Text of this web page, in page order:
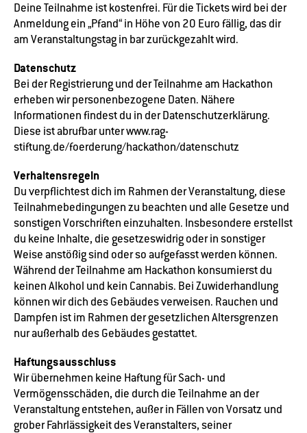
Deine Teilnahme ist kostenfrei. Für die Tickets wird bei der
Anmeldung ein „Pfand“ in Höhe von 20 Euro fällig, das dir
am Veranstaltungstag in bar zurückgezahlt wird.
Datenschutz
Bei der Registrierung und der Teilnahme am Hackathon
erheben wir personenbezogene Daten. Nähere
Informationen findest du in der Datenschutzerklärung.
Diese ist abrufbar unter www.rag-
stiftung.de/foerderung/hackathon/datenschutz
Verhaltensregeln
Du verpflichtest dich im Rahmen der Veranstaltung, diese
Teilnahmebedingungen zu beachten und alle Gesetze und
sonstigen Vorschriften einzuhalten. Insbesondere erstellst
du keine Inhalte, die gesetzeswidrig oder in sonstiger
Weise anstößig sind oder so aufgefasst werden können.
Während der Teilnahme am Hackathon konsumierst du
keinen Alkohol und kein Cannabis. Bei Zuwiderhandlung
können wir dich des Gebäudes verweisen. Rauchen und
Dampfen ist im Rahmen der gesetzlichen Altersgrenzen
nur außerhalb des Gebäudes gestattet.
Haftungsausschluss
Wir übernehmen keine Haftung für Sach- und
Vermögensschäden, die durch die Teilnahme an der
Veranstaltung entstehen, außer in Fällen von Vorsatz und
grober Fahrlässigkeit des Veranstalters, seiner